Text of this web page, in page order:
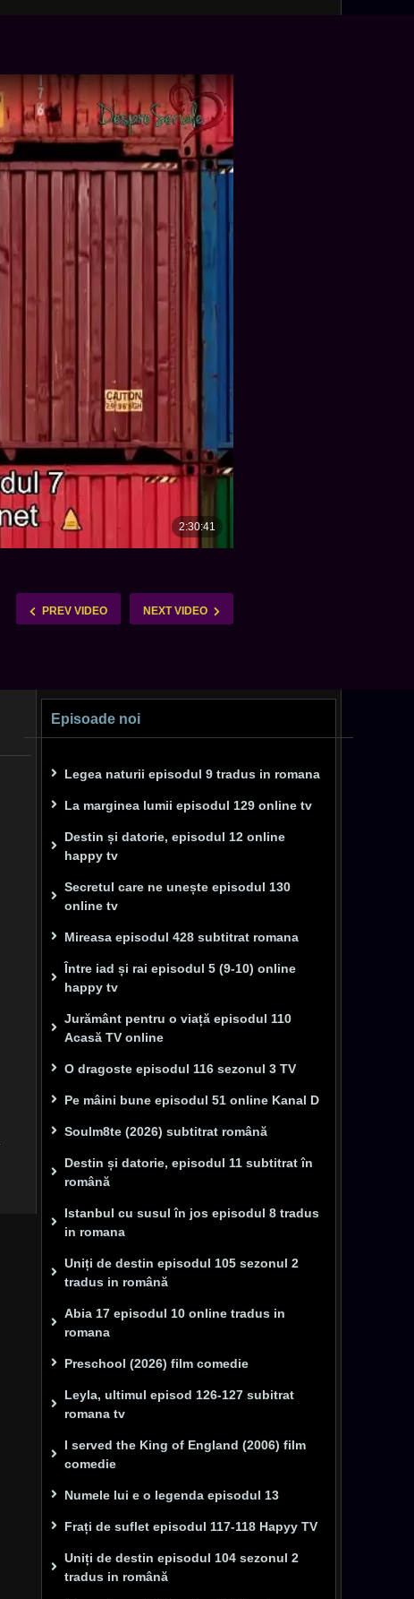
PREV VIDEO NEXT VIDEO
Episoade noi
Legea naturii episodul 9 tradus in romana
La marginea lumii episodul 129 online tv
Destin și datorie, episodul 12 online
happy tv
Secretul care ne unește episodul 130
online tv
Mireasa episodul 428 subtitrat romana
Între iad și rai episodul 5 (9-10) online
happy tv
Jurământ pentru o viață episodul 110
Acasă TV online
O dragoste episodul 116 sezonul 3 TV
Pe mâini bune episodul 51 online Kanal D
Soulm8te (2026) subtitrat română
Destin și datorie, episodul 11 subtitrat în
română
Istanbul cu susul în jos episodul 8 tradus
in romana
Uniți de destin episodul 105 sezonul 2
tradus in română
Abia 17 episodul 10 online tradus in
romana
Preschool (2026) film comedie
Leyla, ultimul episod 126-127 subitrat
romana tv
I served the King of England (2006) film
comedie
Numele lui e o legenda episodul 13
Frați de suflet episodul 117-118 Hapyy TV
Uniți de destin episodul 104 sezonul 2
tradus in română